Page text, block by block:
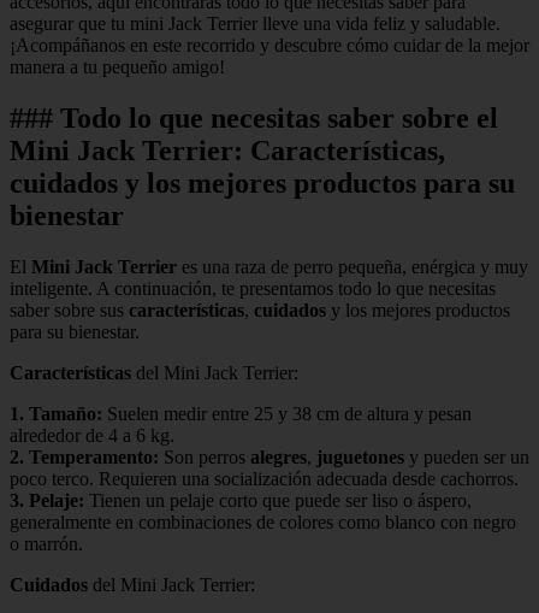
asegurar que tu mini Jack Terrier lleve una vida feliz y saludable.
¡Acompáñanos en este recorrido y descubre cómo cuidar de la mejor
manera a tu pequeño amigo!
### Todo lo que necesitas saber sobre el
Mini Jack Terrier: Características,
cuidados y los mejores productos para su
bienestar
El Mini Jack Terrier es una raza de perro pequeña, enérgica y muy
inteligente. A continuación, te presentamos todo lo que necesitas
saber sobre sus características, cuidados y los mejores productos
para su bienestar.
Características del Mini Jack Terrier:
1. Tamaño: Suelen medir entre 25 y 38 cm de altura y pesan
alrededor de 4 a 6 kg.
2. Temperamento: Son perros alegres, juguetones y pueden ser un
poco terco. Requieren una socialización adecuada desde cachorros.
3. Pelaje: Tienen un pelaje corto que puede ser liso o áspero,
generalmente en combinaciones de colores como blanco con negro
o marrón.
Cuidados del Mini Jack Terrier: